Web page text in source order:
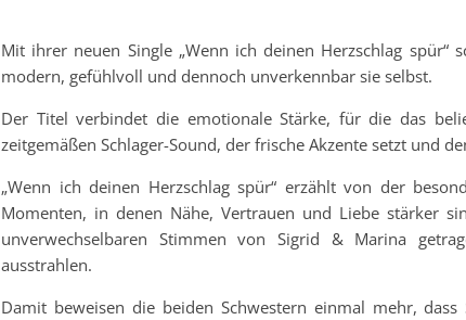
Mit ihrer neuen Single „Wenn ich deinen Herzschlag spür“
modern, gefühlvoll und dennoch unverkennbar sie selbst.
Der Titel verbindet die emotionale Stärke, für die das
zeitgemäßen Schlager-Sound, der frische Akzente setzt und
„Wenn ich deinen Herzschlag spür“ erzählt von der
Momenten, in denen Nähe, Vertrauen und Liebe stärker
unverwechselbaren Stimmen von Sigrid & Marina
ausstrahlen.
Damit beweisen die beiden Schwestern einmal mehr,